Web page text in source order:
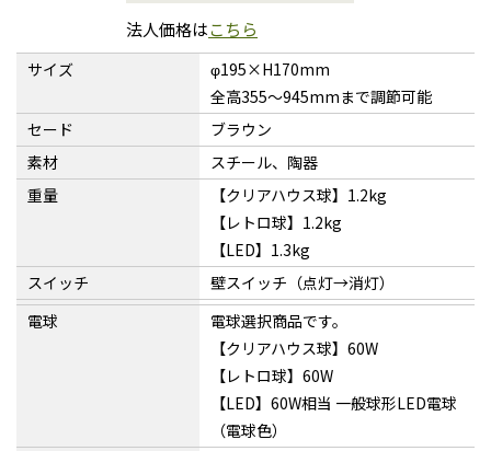
法人価格はこちら
サイズ
φ195×H170mm
全高355〜945mmまで調節可能
セード
ブラウン
素材
スチール、陶器
重量
【クリアハウス球】1.2kg
【レトロ球】1.2kg
【LED】1.3kg
スイッチ
壁スイッチ（点灯→消灯）
電球
電球選択商品です。
【クリアハウス球】60W
【レトロ球】60W
【LED】60W相当 一般球形LED電球
（電球色）